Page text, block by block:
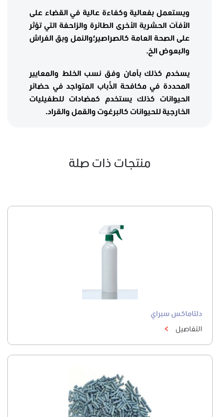
ويستعمل بفعالية وكفاءة عالية في القضاء على
الأفآت الحشرية الأخرى الطائرة والزاحفة التي تؤثر
على الصحة العامة كالصراصير؛والنمل وبق الفراش
والبعوض الخ.
يسخدم كذلك بأمان وفق نسب الخلط والمعايير
المحددة في مكافحة الذُباب المتواجد في حضائر
الحيوانات كذلك يستخدم كمضادات للطفيليات
الخارجية للحيوانات كالبرغوت والقمل والقراد.
منتجات ذات صلة
دلتاماكس سبراي
التفاصيل